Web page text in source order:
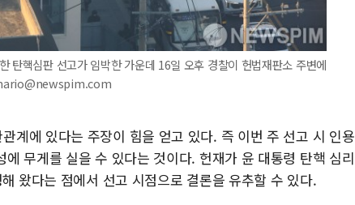
탄핵심판 선고가 임박한 가운데 16일 오후 경찰이 헌법재판소 주변에
계에 있다는 주장이 힘을 얻고 있다. 즉 이번 주 선고 시 인용
무게를 실을 수 있다는 것이다. 헌재가 윤 대통령 탄핵 심리
왔다는 점에서 선고 시점으로 결론을 유추할 수 있다.